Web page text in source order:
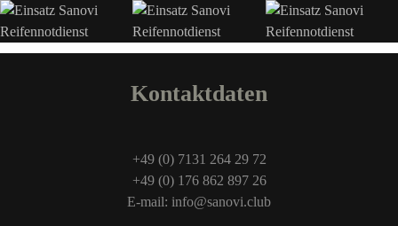
Kontaktdaten
+49 (0) 7131 264 29 72
+49 (0) 176 862 897 26
E-mail: info@sanovi.club